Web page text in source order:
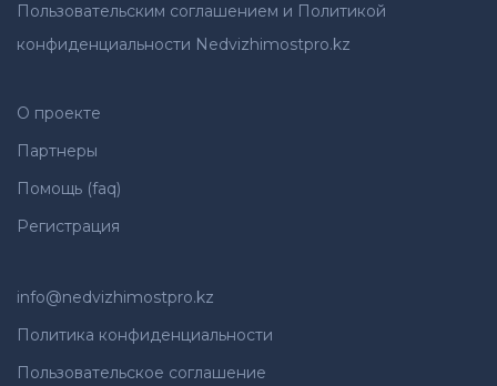
Пользовательским соглашением и Политикой
конфиденциальности Nedvizhimostpro.kz
О проекте
Партнеры
Помощь (faq)
Регистрация
info@nedvizhimostpro.kz
Политика конфиденциальности
Пользовательское соглашение